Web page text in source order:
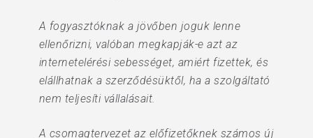
A fogyasztóknak a jövőben joguk lenne
ellenőrizni, valóban megkapják-e azt az
internetelérési sebességet, amiért fizettek, és
elállhatnak a szerződésüktől, ha a szolgáltató
nem teljesíti vállalásait.
A csomagtervezet az előfizetőknek számos új